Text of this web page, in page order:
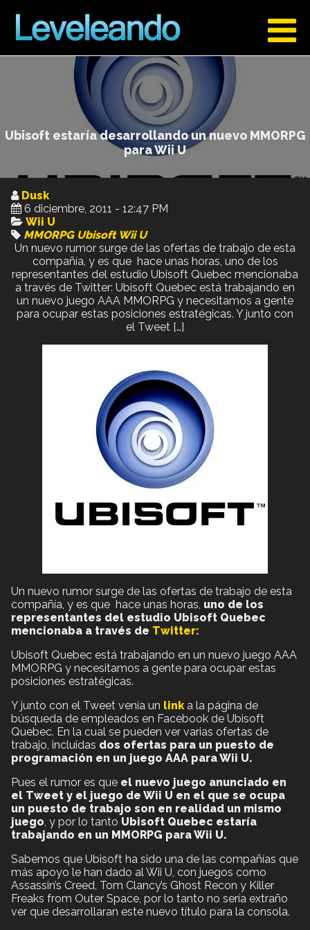
Ubisoft estaría desarrollando un nuevo MMORPG
para Wii U
Dusk
6 diciembre, 2011 - 12:47 PM
Wii U
MMORPG Ubisoft Wii U
Un nuevo rumor surge de las ofertas de trabajo de esta
compañía, y es que hace unas horas, uno de los
representantes del estudio Ubisoft Quebec mencionaba
a través de Twitter: Ubisoft Quebec está trabajando en
un nuevo juego AAA MMORPG y necesitamos a gente
para ocupar estas posiciones estratégicas. Y junto con
el Tweet […]
Un nuevo rumor surge de las ofertas de trabajo de esta
compañía, y es que hace unas horas, uno de los
representantes del estudio Ubisoft Quebec
mencionaba a través de Twitter:
Ubisoft Quebec está trabajando en un nuevo juego AAA
MMORPG y necesitamos a gente para ocupar estas
posiciones estratégicas.
Y junto con el Tweet venía un link a la página de
búsqueda de empleados en Facebook de Ubisoft
Quebec. En la cual se pueden ver varias ofertas de
trabajo, incluidas dos ofertas para un puesto de
programación en un juego AAA para Wii U.
Pues el rumor es que el nuevo juego anunciado en
el Tweet y el juego de Wii U en el que se ocupa
un puesto de trabajo son en realidad un mismo
juego , y por lo tanto Ubisoft Quebec estaría
trabajando en un MMORPG para Wii U.
Sabemos que Ubisoft ha sido una de las compañías que
más apoyo le han dado al Wii U, con juegos como
Assassin’s Creed, Tom Clancy’s Ghost Recon y Killer
Freaks from Outer Space, por lo tanto no sería extraño
ver que desarrollaran este nuevo título para la consola.